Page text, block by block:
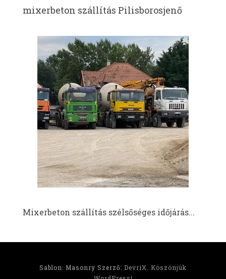
mixerbeton szállítás Pilisborosjenő
Mixerbeton szállítás szélsőséges időjárás...
Sablon: Masonry Szerző: DevriX
Köszönjük